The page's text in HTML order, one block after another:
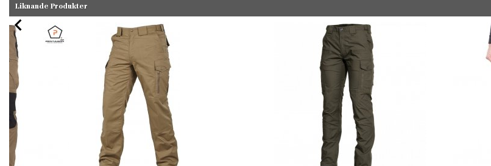
Liknande Produkter